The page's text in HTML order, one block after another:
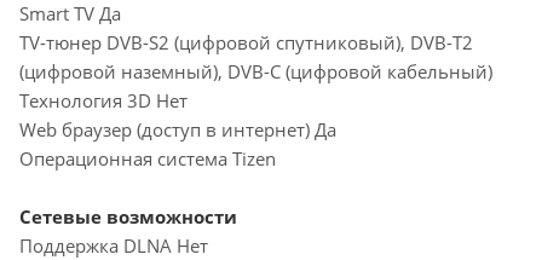
Smart TV Да
TV-тюнер DVB-S2 (цифровой спутниковый), DVB-T2
(цифровой наземный), DVB-С (цифровой кабельный)
Технология 3D Нет
Web браузер (доступ в интернет) Да
Операционная система Tizen
Сетевые возможности
Поддержка DLNA Нет